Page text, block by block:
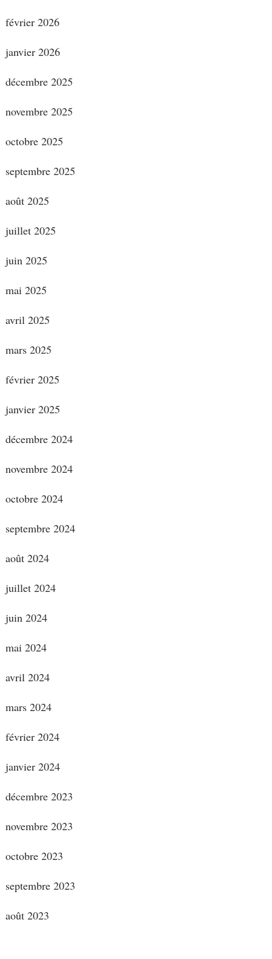
février 2026
janvier 2026
décembre 2025
novembre 2025
octobre 2025
septembre 2025
août 2025
juillet 2025
juin 2025
mai 2025
avril 2025
mars 2025
février 2025
janvier 2025
décembre 2024
novembre 2024
octobre 2024
septembre 2024
août 2024
juillet 2024
juin 2024
mai 2024
avril 2024
mars 2024
février 2024
janvier 2024
décembre 2023
novembre 2023
octobre 2023
septembre 2023
août 2023